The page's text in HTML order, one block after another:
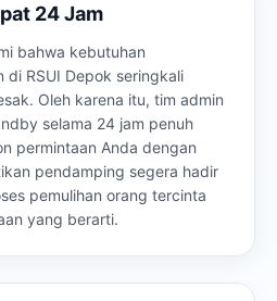
24 Jam
bahwa kebutuhan
di RSUI Depok seringkali
Oleh karena itu, tim admin
selama 24 jam penuh
permintaan Anda dengan
pendamping segera hadir
pemulihan orang tercinta
yang berarti.